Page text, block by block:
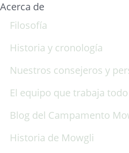
Acerca de
Filosofía
Historia y cronología
Nuestros consejeros y
El equipo que trabaja
Blog del Campamento
Historia de Mowgli